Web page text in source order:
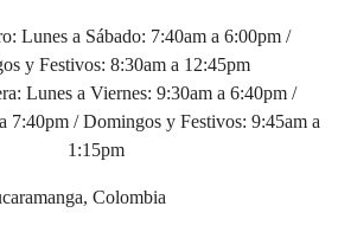
Lunes a Sábado: 7:40am a 6:00pm /
y Festivos: 8:30am a 12:45pm
Lunes a Viernes: 9:30am a 6:40pm /
7:40pm / Domingos y Festivos: 9:45am a
1:15pm
Colombia